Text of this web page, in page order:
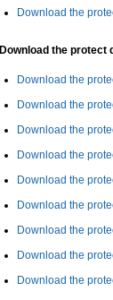
Download the
Download the protect
Download the
Download the
Download the
Download the
Download the
Download the
Download the
Download the
Download the